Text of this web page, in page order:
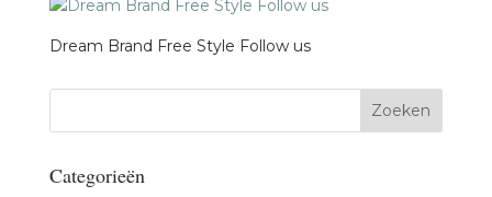
Dream Brand Free Style Follow us
Categorieën